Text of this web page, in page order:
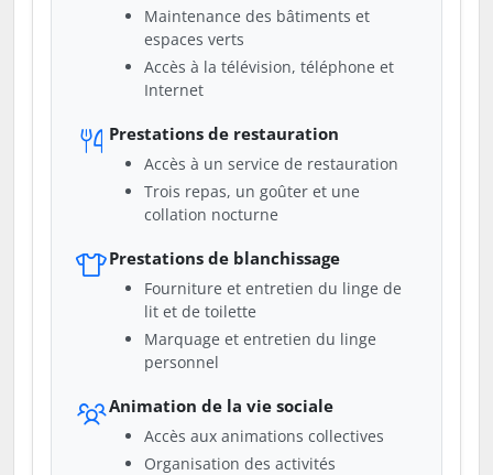
Maintenance des bâtiments et
espaces verts
Accès à la télévision, téléphone et
Internet
Prestations de restauration
Accès à un service de restauration
Trois repas, un goûter et une
collation nocturne
Prestations de blanchissage
Fourniture et entretien du linge de
lit et de toilette
Marquage et entretien du linge
personnel
Animation de la vie sociale
Accès aux animations collectives
Organisation des activités